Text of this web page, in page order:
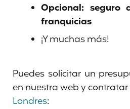
Opcional: seguro
franquicias
¡Y muchas más!
Puedes solicitar un
en nuestra web y contratar
Londres: